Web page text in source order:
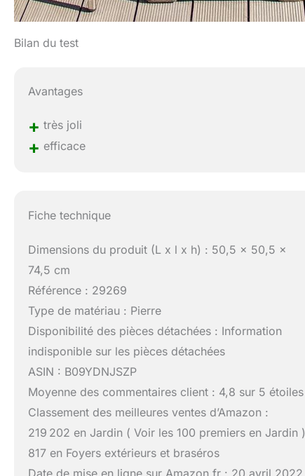
Bilan du test
Avantages
+ très joli
+ efficace
Fiche technique
Dimensions du produit (L x l x h) : 50,5 x 50,5 x
74,5 cm
Référence : 29269
Type de matériau : Pierre
Disponibilité des pièces détachées : Information
indisponible sur les pièces détachées
ASIN : B09YDNJSZP
Moyenne des commentaires client : 4,8 sur 5 étoiles
Classement des meilleures ventes d’Amazon :
219 202 en Jardin ( Voir les 100 premiers en Jardin )
817 en Foyers extérieurs et braséros
Date de mise en ligne sur Amazon.fr : 20 avril 2022